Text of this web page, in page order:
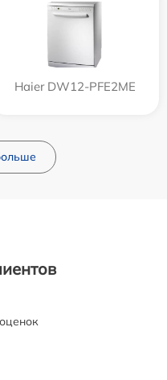
Haier DW12-PFE2ME